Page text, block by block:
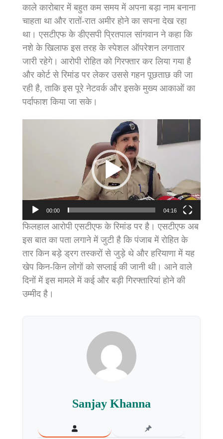
काले कारोबार में बहुत कम समय में अपना बड़ा नाम बनाना
चाहता था और रातों-रात अमीर होने का सपना देख रहा
था। एसटीएफ के डीएसपी प्रितपाल सांगवान ने कहा कि
नशे के खिलाफ इस तरह के स्पेशल ऑपरेशन लगातार
जारी रहेगे। आरोपी रोहित को गिरफ्तार कर लिया गया है
और कोर्ट से रिमांड पर लेकर उससे गहन पूछताछ की जा
रही है, ताकि इस पूरे नेटवर्क और इसके मुख्य आकाओं का
पर्दाफाश किया जा सके।
00:00 04:16
फिलहाल आरोपी एसटीएफ के रिमांड पर है। एसटीएफ अब
इस बात का पता लगाने में जुटी है कि पंजाब में रोहित के
तार किन बड़े ड्रग तस्करों से जुड़े थे और हरियाणा में यह
खेप किन-किन लोगों को सप्लाई की जानी थी। आने वाले
दिनों में इस मामले में कई और बड़ी गिरफ्तारियां होने की
उम्मीद है।
Sanjay Khanna